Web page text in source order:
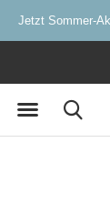
Jetzt Sommer-